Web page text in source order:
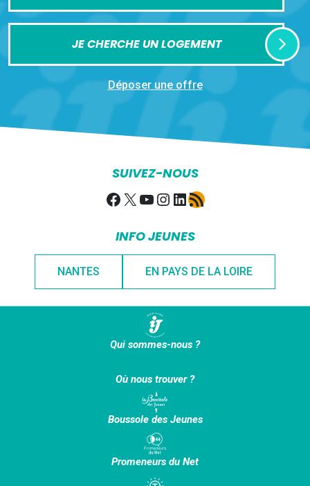
JE CHERCHE UN LOGEMENT
Déposer une offre
SUIVEZ-NOUS
Facebook
X YouTube
Instagram
LinkedIn
Flux RSS
INFO JEUNES
NANTES EN PAYS DE LA LOIRE
Qui sommes-nous ?
Où nous trouver ?
Boussole des Jeunes
Promeneurs du Net